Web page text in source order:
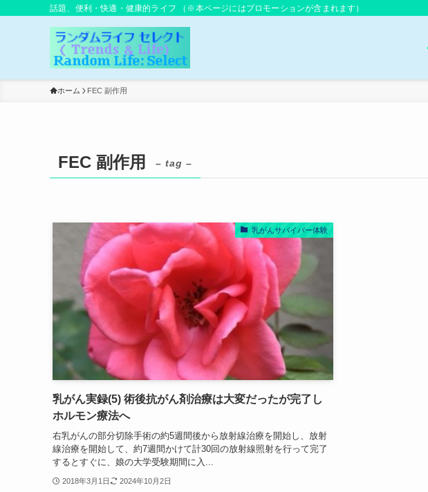
話題、便利・快適・健康的ライフ （※本ページにはプロモーションが含まれます）
ホーム FEC 副作用
FEC 副作用 – tag –
乳がんサバイバー体験
乳がん実録(5) 術後抗がん剤治療は大変だったが完了し
ホルモン療法へ
右乳がんの部分切除手術の約5週間後から放射線治療を開始し、放射
線治療を開始して、約7週間かけて計30回の放射線照射を行って完了
するとすぐに、娘の大学受験期間に入...
2018年3月1日 2024年10月2日